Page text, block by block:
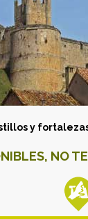
y
NO